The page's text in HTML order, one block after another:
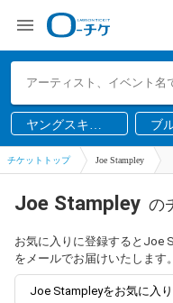
ヤングスキニ
ー
ブ
チケットトップ Joe Stampley
Joe Stampley の
お気に入りに登録するとJoe
をメールでお届けいたします。
Joe Stampleyをお気に入